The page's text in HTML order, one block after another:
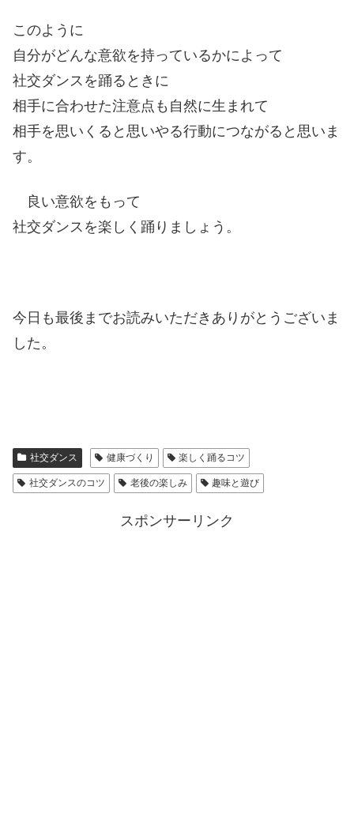
このように
自分がどんな意欲を持っているかによって
社交ダンスを踊るときに
相手に合わせた注意点も自然に生まれて
相手を思いくると思いやる行動につながると思いま
す。
良い意欲をもって
社交ダンスを楽しく踊りましょう。
今日も最後までお読みいただきありがとうございま
した。
社交ダンス 健康づくり 楽しく踊るコツ
社交ダンスのコツ 老後の楽しみ 趣味と遊び
スポンサーリンク